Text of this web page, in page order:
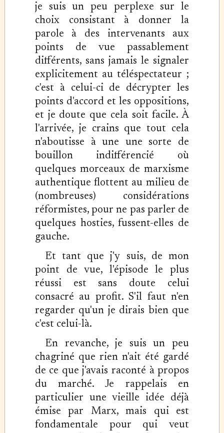
je suis un peu perplexe sur le
choix consistant à donner la
parole à des intervenants aux
points de vue passablement
différents, sans jamais le signaler
explicitement au téléspectateur ;
c'est à celui-ci de décrypter les
points d'accord et les oppositions,
et je doute que cela soit facile. À
l'arrivée, je crains que tout cela
n'aboutisse à une une sorte de
bouillon indifférencié où
quelques morceaux de marxisme
authentique flottent au milieu de
(nombreuses) considérations
réformistes, pour ne pas parler de
quelques hosties, fussent-elles de
gauche.
Et tant que j'y suis, de mon
point de vue, l'épisode le plus
réussi est sans doute celui
consacré au profit. S'il faut n'en
regarder qu'un je dirais bien que
c'est celui-là.
En revanche, je suis un peu
chagriné que rien n'ait été gardé
de ce que j'avais raconté à propos
du marché. Je rappelais en
particulier une vieille idée déjà
émise par Marx, mais qui est
fondamentale pour qui veut